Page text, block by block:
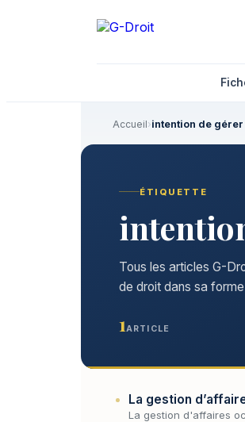
Accueil›intention de gérer
ÉTIQUETTE
Tous les articles G-
de droit dans sa
1 ARTICLE
La gestion
La gestion d'affaires